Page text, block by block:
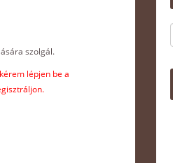
szolgál.
lépjen be a